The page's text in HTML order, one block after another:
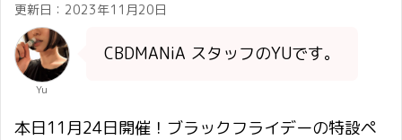
更新日： 2023年11月20日
Yu
CBDMANiA スタッフのYUです。
本日11月24日開催！ブラックフライデーの特設ペ